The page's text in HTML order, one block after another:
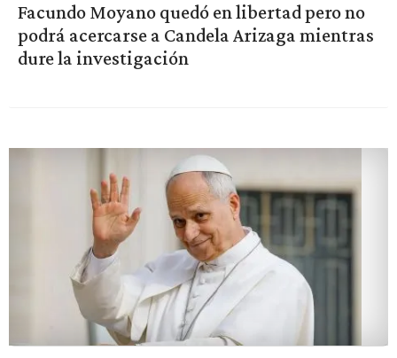
Facundo Moyano quedó en libertad pero no
podrá acercarse a Candela Arizaga mientras
dure la investigación